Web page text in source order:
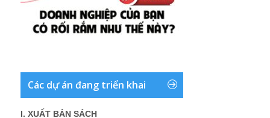
Các dự án đang triển khai
I. XUẤT BẢN SÁCH